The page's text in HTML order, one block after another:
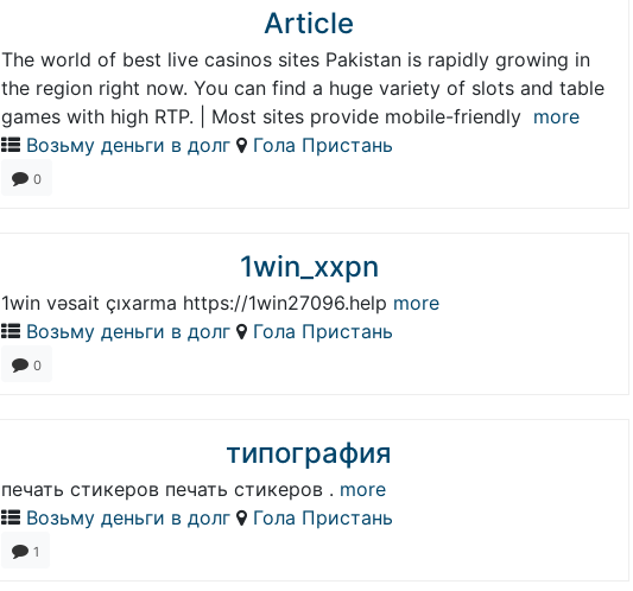
Article
The world of best live casinos sites Pakistan is rapidly growing in
the region right now. You can find a huge variety of slots and table
games with high RTP. | Most sites provide mobile-friendly more
Возьму деньги в долг
Гола Пристань
0
1win_xxpn
1win vəsait çıxarma https://1win27096.help more
Возьму деньги в долг
Гола Пристань
0
типография
печать стикеров печать стикеров . more
Возьму деньги в долг
Гола Пристань
1